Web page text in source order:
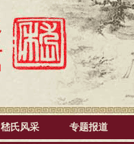
嵇氏风采 专题报道